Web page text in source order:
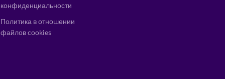
конфиденциальности
Политика в отношении
файлов cookies